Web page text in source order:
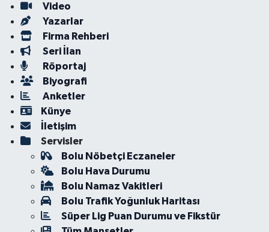
Video
Yazarlar
Firma Rehberi
Seri İlan
Röportaj
Biyografi
Anketler
Künye
İletişim
Servisler
Bolu Nöbetçi Eczaneler
Bolu Hava Durumu
Bolu Namaz Vakitleri
Bolu Trafik Yoğunluk Haritası
Süper Lig Puan Durumu ve Fikstür